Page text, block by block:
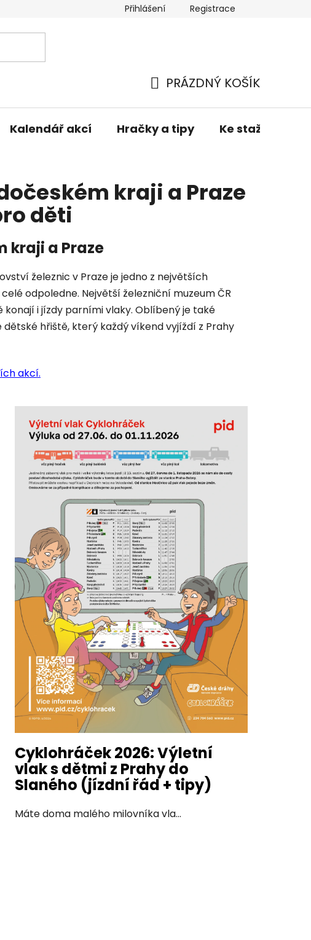
Obchodní podmínky Podmínky ochrany
Přihlášení Registrace
KOŠÍK
PRÁZDNÝ KOŠÍK
Kalendář akcí Hračky a tipy Ke stažení
kraji a Praze
děti
kraji a Praze
železnic v Praze je jedno z největších
odpoledne. Největší železniční muzeum ČR
konají i jízdy parními vlaky. Oblíbený je také
hřiště, který každý víkend vyjíždí z Prahy
akcí.
Cyklohráček 2026: Výletní
vlak s dětmi z Prahy do
Slaného (jízdní řád + tipy)
Máte doma malého milovníka vla...